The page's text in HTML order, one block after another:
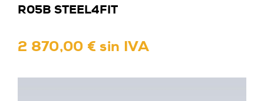
R05B STEEL4FIT
2 870,00 € sin IVA